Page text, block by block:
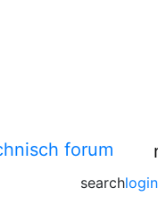
login
search